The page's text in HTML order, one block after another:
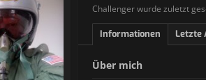
Challenger wurde zuletzt
Informationen Letzte
Über mich